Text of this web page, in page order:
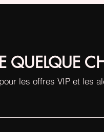
QUELQUE
les offres VIP et les